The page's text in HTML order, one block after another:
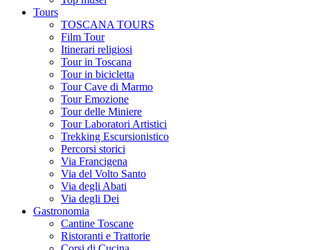
Tours
TOSCANA TOURS
Film Tour
Itinerari religiosi
Tour in Toscana
Tour in bicicletta
Tour Cave di Marmo
Tour Emozione
Tour delle Miniere
Tour Laboratori Artistici
Trekking Escursionistico
Percorsi storici
Via Francigena
Via del Volto Santo
Via degli Abati
Via degli Dei
Gastronomia
Cantine Toscane
Ristoranti e Trattorie